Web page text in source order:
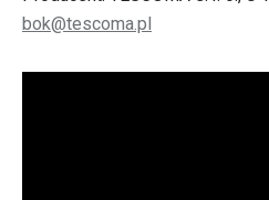
bok@tescoma.pl